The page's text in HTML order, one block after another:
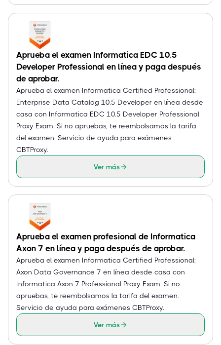
Aprueba el examen Informatica EDC 10.5
Developer Professional en línea y paga después
de aprobar.
Aprueba el examen Informatica Certified Professional:
Enterprise Data Catalog 10.5 Developer en línea desde
casa con Informatica EDC 10.5 Developer Professional
Proxy Exam. Si no apruebas, te reembolsamos la tarifa
del examen. Servicio de ayuda para exámenes
CBTProxy.
Ver más
Aprueba el examen profesional de Informatica
Axon 7 en línea y paga después de aprobar.
Aprueba el examen Informatica Certified Professional:
Axon Data Governance 7 en línea desde casa con
Informatica Axon 7 Professional Proxy Exam. Si no
apruebas, te reembolsamos la tarifa del examen.
Servicio de ayuda para exámenes CBTProxy.
Ver más